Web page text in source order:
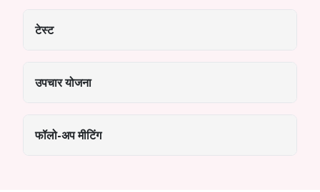
टेस्ट
उपचार योजना
फॉलो-अप मीटिंग